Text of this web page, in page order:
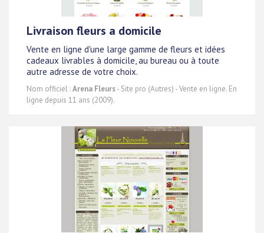
Livraison fleurs a domicile
Vente en ligne d'une large gamme de fleurs et idées
cadeaux livrables à domicile, au bureau ou à toute
autre adresse de votre choix.
Nom officiel :Arena Fleurs- Site pro (Autres) - Vente en ligne. En
ligne depuis 11 ans (2009).